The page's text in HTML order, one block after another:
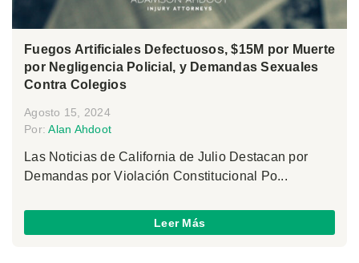
Fuegos Artificiales Defectuosos, $15M por Muerte
por Negligencia Policial, y Demandas Sexuales
Contra Colegios
Agosto 15, 2024
Por:Alan Ahdoot
Las Noticias de California de Julio Destacan por
Demandas por Violación Constitucional Po...
Leer Más